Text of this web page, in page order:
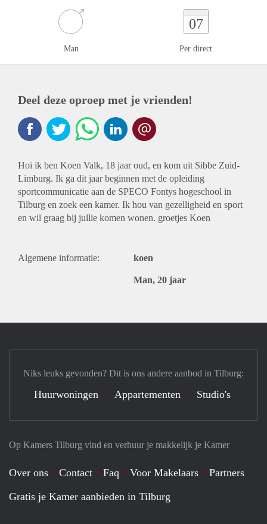
Man
07
Per direct
Deel deze oproep met je vrienden!
Hoi ik ben Koen Valk, 18 jaar oud, en kom uit Sibbe Zuid-
Limburg. Ik ga dit jaar beginnen met de opleiding
sportcommunicatie aan de SPECO Fontys hogeschool in
Tilburg en zoek een kamer. Ik hou van gezelligheid en sport
en wil graag bij jullie komen wonen. groetjes Koen
Algemene informatie: koen
Man, 20 jaar
Op Kamers Tilburg vind en verhuur je makkelijk je Kamer
Over ons Contact Faq Voor Makelaars
Partners
Gratis je Kamer aanbieden in Tilburg
Niks leuks gevonden? Dit is ons andere aanbod in Tilburg:
Huurwoningen Appartementen Studio's